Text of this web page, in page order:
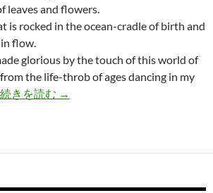
leaves and flowers.
is rocked in the ocean-cradle of birth and
flow.
glorious by the touch of this world of
the life-throb of ages dancing in my
続きを読む ギタンジャリから─タゴール
→